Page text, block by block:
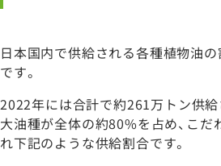
日本国内で供給される各種植物油
です。
2022年には合計で約261万トン供給
大油種が全体の約80%を占め、こだ
れ下記のような供給割合です。